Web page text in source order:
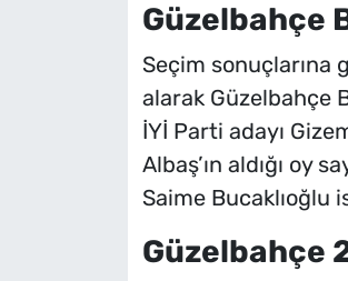
Güzelbahçe
Seçim sonuçlarına
alarak Güzelbahçe
İYİ Parti adayı
Albaş’ın aldığı oy
Saime Bucaklıoğlu
Güzelbahçe